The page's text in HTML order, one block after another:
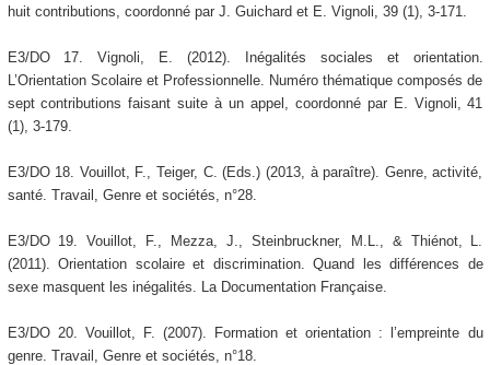
huit contributions, coordonné par J. Guichard et E. Vignoli, 39 (1), 3-171.
E3/DO 17. Vignoli, E. (2012). Inégalités sociales et orientation.
L’Orientation Scolaire et Professionnelle. Numéro thématique composés de
sept contributions faisant suite à un appel, coordonné par E. Vignoli, 41
(1), 3-179.
E3/DO 18. Vouillot, F., Teiger, C. (Eds.) (2013, à paraître). Genre, activité,
santé. Travail, Genre et sociétés, n°28.
E3/DO 19. Vouillot, F., Mezza, J., Steinbruckner, M.L., & Thiénot, L.
(2011). Orientation scolaire et discrimination. Quand les différences de
sexe masquent les inégalités. La Documentation Française.
E3/DO 20. Vouillot, F. (2007). Formation et orientation : l’empreinte du
genre. Travail, Genre et sociétés, n°18.